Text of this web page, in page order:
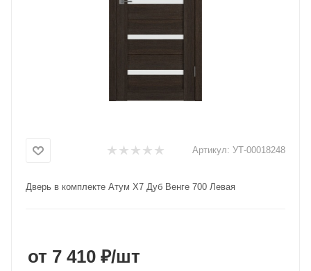
Артикул: УТ-00018248
Дверь в комплекте Атум X7 Дуб Венге 700 Левая
от 7 410 ₽/шт
% картой любого банка
Получайте товар